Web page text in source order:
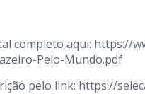
completo aqui: https://
Pelo-Mundo.pdf
pelo link: https://